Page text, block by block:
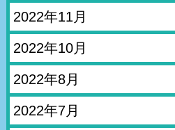
2022年11月
2022年10月
2022年8月
2022年7月